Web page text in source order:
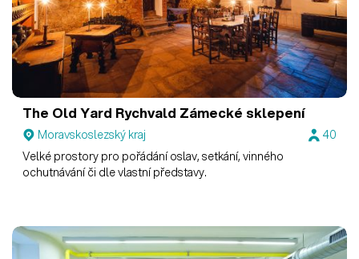
The Old Yard Rychvald Zámecké sklepení
Moravskoslezský kraj
40
Velké prostory pro pořádání oslav, setkání, vinného
ochutnávání či dle vlastní představy.